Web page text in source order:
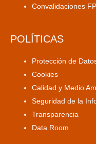
Convalidaciones FP
POLÍTICAS
Protección de
Cookies
Calidad y Medio
Seguridad de la
Transparencia
Data Room